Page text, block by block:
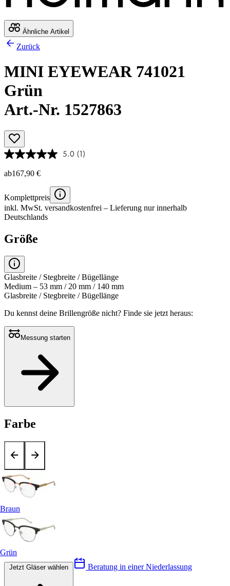
Ähnliche Artikel
Zurück
MINI EYEWEAR 741021
Grün
Art.-Nr. 1527863
5.0 (1)
ab167,90 €
Komplettpreis
inkl. MwSt. versandkostenfrei – Lieferung nur innerhalb
Deutschlands
Größe
Glasbreite / Stegbreite / Bügellänge
Medium – 53 mm / 20 mm / 140 mm
Glasbreite / Stegbreite / Bügellänge
Du kennst deine Brillengröße nicht? Finde sie jetzt heraus:
Messung starten
Farbe
Braun
Grün
Beratung in einer Niederlassung